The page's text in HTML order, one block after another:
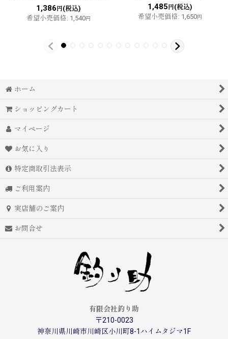
1,386 円(税込)
希望小売価格: 1,540円
1,485 円(税込)
希望小売価格: 1,650円
ホーム
ショッピングカート
マイページ
お気に入り
特定商取引法表示
ご利用案内
実店舗のご案内
お問合せ
有限会社釣り助
〒210-0023
神奈川県川崎市川崎区小川町8-1ハイムタジマ1F